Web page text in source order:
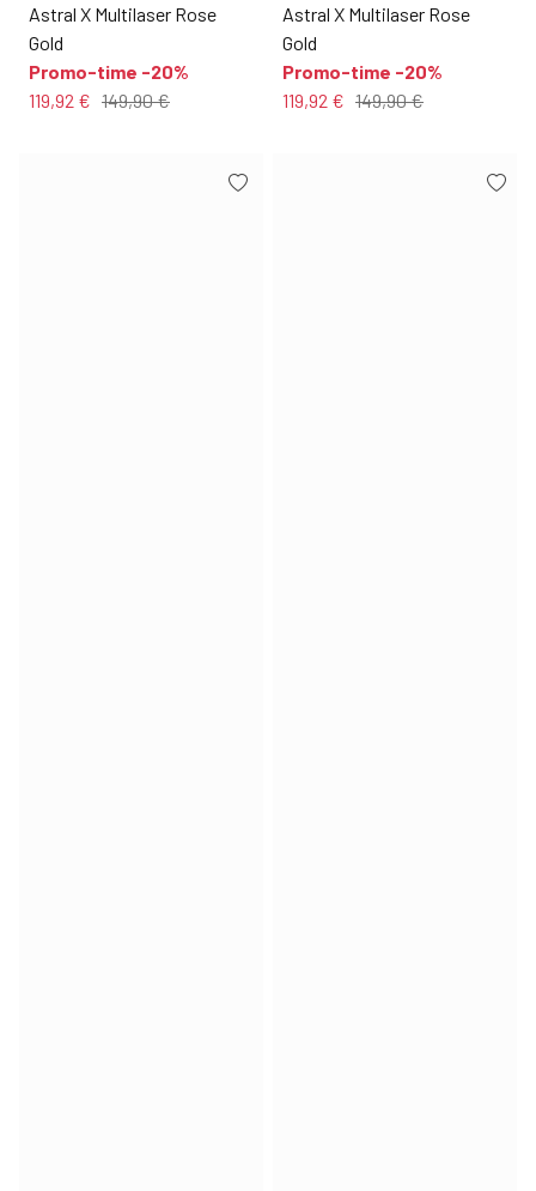
Astral X Multilaser Rose
Gold
Promo-time -20%
119,92 € 149,90 €
Astral X Multilaser Rose
Gold
Promo-time -20%
119,92 € 149,90 €